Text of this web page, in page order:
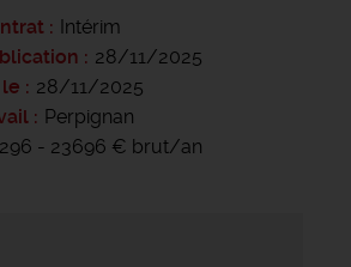
Intérim
28/11/2025
28/11/2025
Perpignan
- 23696 € brut/an